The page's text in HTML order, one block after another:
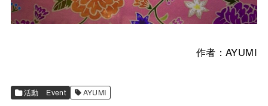
作者：AYUMI
活動 Event AYUMI